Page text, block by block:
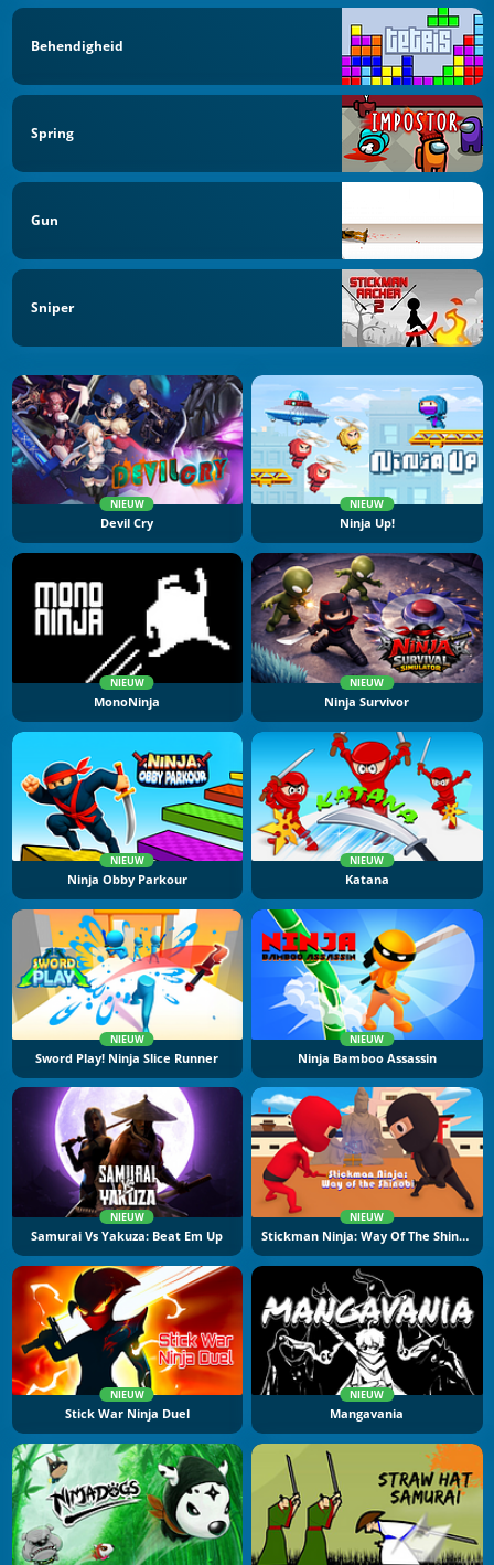
Behendigheid
Spring
Gun
Sniper
NIEUW
Devil Cry
NIEUW
Ninja Up!
NIEUW
MonoNinja
NIEUW
Ninja Survivor
NIEUW
Ninja Obby Parkour
NIEUW
Katana
NIEUW
Sword Play! Ninja Slice Runner
NIEUW
Ninja Bamboo Assassin
NIEUW
Samurai Vs Yakuza: Beat Em Up
NIEUW
Stickman Ninja: Way Of The Shinobi
NIEUW
Stick War Ninja Duel
NIEUW
Mangavania